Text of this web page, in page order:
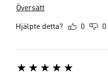
Översätt
Hjälpte detta? 0 0